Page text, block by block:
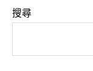
搜尋